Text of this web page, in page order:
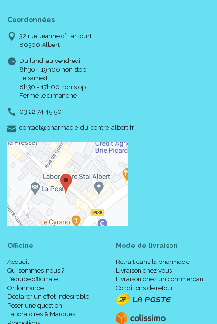
Coordonnées
32 rue Jeanne d’Harcourt
80300 Albert
Du lundi au vendredi
8h30 - 19h00 non stop
Le samedi
8h30 - 17h00 non stop
Fermé le dimanche
03 22 74 45 50
contact-
@-
pharmacie-du-centre-albert.fr
Officine
Accueil
Qui sommes-nous ?
L’équipe officinale
Ordonnance
Déclarer un effet indésirable
Poser une question
Laboratoires & Marques
Mode de livraison
Retrait dans la pharmacie
Livraison chez vous
Livraison chez un commerçant
Conditions de retour